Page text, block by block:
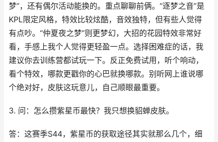
梦”，还有偶尔活动能换的。重点聊聊前俩。“逐梦之音”是
KPL限定风格，特效比较炫酷，音效独特，但有些人觉得
有点吵。“仲夏夜之梦”则更梦幻，大招的花园特效非常好
看，手感上我个人觉得更轻盈一点。选择困难症的话，我
建议你去训练营都试玩一下。反正免费试用，听个响动，
看个特效，哪款更戳你的心巴就换哪款。别听网上谁说哪
个绝对好，皮肤这玩意儿，自己顺眼最重要。
3. 问：怎么攒紫星币最快？我只想换貂蝉皮肤。
答：这赛季S44，紫星币的获取途径其实就那么几个，细